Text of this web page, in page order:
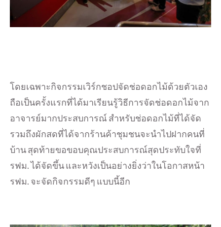
โดยเฉพาะกิจกรรมเวิร์กชอปจัดช่อดอกไม้ด้วยตัวเอง
ถือเป็นครั้งแรกที่ได้มาเรียนรู้วิธีการจัดช่อดอกไม้จาก
อาจารย์มากประสบการณ์ สำหรับช่อดอกไม้ที่ได้จัด
รวมถึงผักสดที่ได้จากร้านค้าชุมชนจะนำไปฝากคนที่
บ้าน สุดท้ายขอขอบคุณประสบการณ์สุดประทับใจที่
รฟม. ได้จัดขึ้น และหวังเป็นอย่างยิ่งว่าในโอกาสหน้า
รฟม. จะจัดกิจกรรมดีๆ แบบนี้อีก